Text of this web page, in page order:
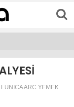
LUNICA ARC YEMEK